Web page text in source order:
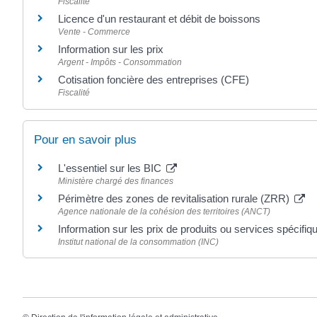
Licence d'un restaurant et débit de boissons
Vente - Commerce
Information sur les prix
Argent - Impôts - Consommation
Cotisation foncière des entreprises (CFE)
Fiscalité
Pour en savoir plus
L'essentiel sur les BIC
Ministère chargé des finances
Périmètre des zones de revitalisation rurale (ZRR)
Agence nationale de la cohésion des territoires (ANCT)
Information sur les prix de produits ou services
Institut national de la consommation (INC)